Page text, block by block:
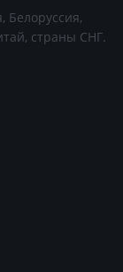
Белоруссия,
страны СНГ.